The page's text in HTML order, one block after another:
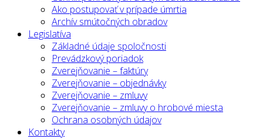
Ako postupovať v prípade úmrtia
Archív smútočných obradov
Legislatíva
Základné údaje spoločnosti
Prevádzkový poriadok
Zverejňovanie – faktúry
Zverejňovanie – objednávky
Zverejňovanie – zmluvy
Zverejňovanie – zmluvy o hrobové miesta
Ochrana osobných údajov
Kontakty